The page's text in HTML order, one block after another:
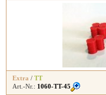
Extra / TT
Art.-Nr.: 1060-TT-45